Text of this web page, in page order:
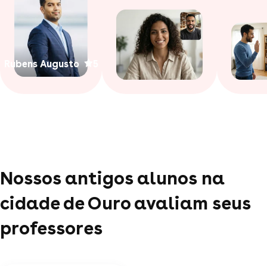
Rubens Augusto
Nossos antigos alunos na
cidade de Ouro avaliam seus
professores